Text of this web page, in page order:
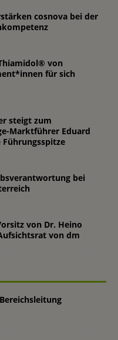
cosnova bei der
von
für sich
steigt zum
Marktführer Eduard
Führungsspitze
bei
von Dr. Heino
von dm